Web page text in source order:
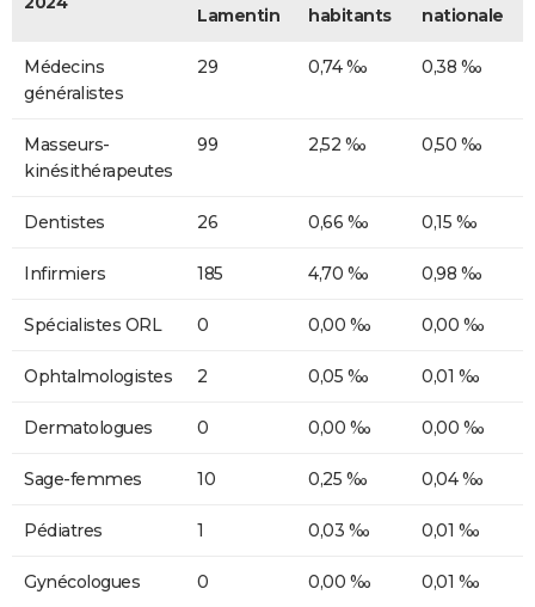
Lamentin habitants nationale
Médecins
généralistes
29 0,74 ‰ 0,38 ‰
Masseurs-
kinésithérapeutes
99 2,52 ‰ 0,50 ‰
Dentistes 26 0,66 ‰ 0,15 ‰
Infirmiers 185 4,70 ‰ 0,98 ‰
Spécialistes ORL 0 0,00 ‰ 0,00 ‰
Ophtalmologistes 2 0,05 ‰ 0,01 ‰
Dermatologues 0 0,00 ‰ 0,00 ‰
Sage-femmes 10 0,25 ‰ 0,04 ‰
Pédiatres 1 0,03 ‰ 0,01 ‰
Gynécologues 0 0,00 ‰ 0,01 ‰